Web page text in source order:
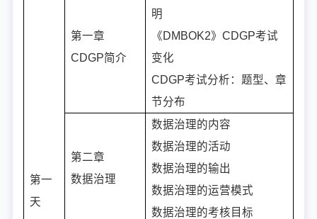
第一
天
第一章
CDGP简介
明
《DMBOK2》CDGP考试
变化
CDGP考试分析：题型、章
节分布
第二章
数据治理
数据治理的内容
数据治理的活动
数据治理的输出
数据治理的运营模式
数据治理的考核目标